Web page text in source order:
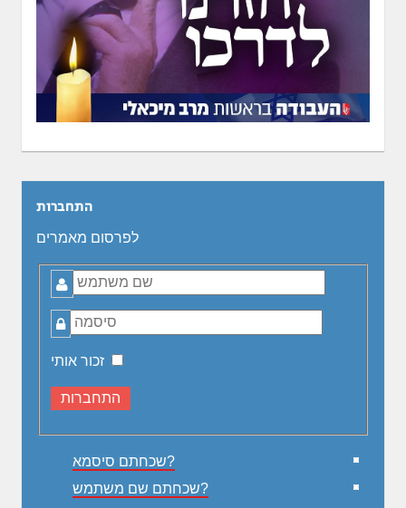
התחברות
לפרסום מאמרים
שם
משתמש
סיסמה
זכור אותי
שכחתם סיסמא?
שכחתם שם משתמש?